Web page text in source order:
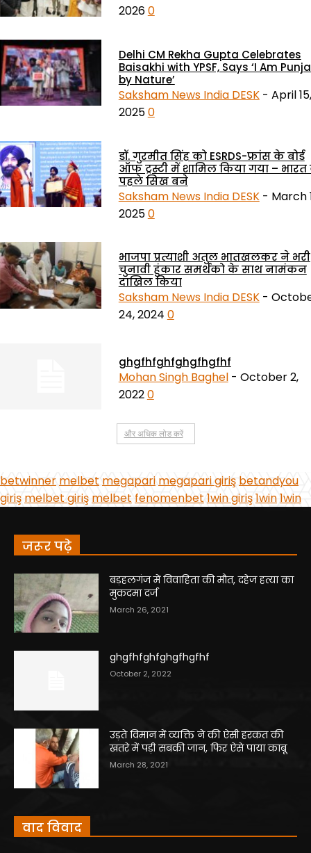
जरूर पढ़े
बड़हलगंज में विवाहिता की मौत, दहेज हत्या का
मुकदमा दर्ज
March 26, 2021
ghgfhfghfghgfhgfhf
October 2, 2022
उड़ते विमान में व्यक्ति ने की ऐसी हरकत की
खतरे में पड़ी सबकी जान, फिर ऐसे पाया काबू
March 28, 2021
वाद विवाद